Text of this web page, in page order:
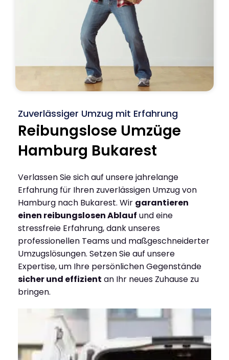
Zuverlässiger Umzug mit Erfahrung
Reibungslose Umzüge
Hamburg Bukarest
Verlassen Sie sich auf unsere jahrelange
Erfahrung für Ihren zuverlässigen Umzug von
Hamburg nach Bukarest. Wir garantieren
einen reibungslosen Ablauf und eine
stressfreie Erfahrung, dank unseres
professionellen Teams und maßgeschneiderter
Umzugslösungen. Setzen Sie auf unsere
Expertise, um Ihre persönlichen Gegenstände
sicher und effizient an Ihr neues Zuhause zu
bringen.